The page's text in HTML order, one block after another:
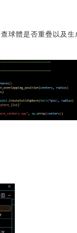
球體是否重疊以及生